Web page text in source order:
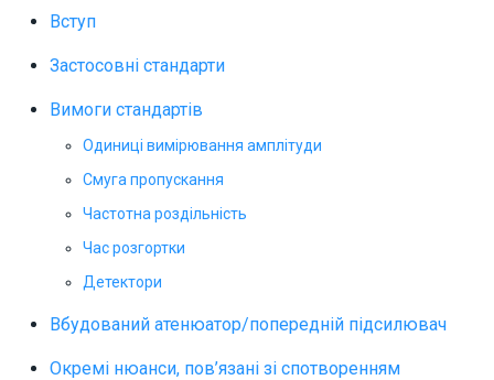
Вступ
Застосовні стандарти
Вимоги стандартів
Одиниці вимірювання амплітуди
Смуга пропускання
Частотна роздільність
Час розгортки
Детектори
Вбудований атенюатор/попередній підсилювач
Окремі нюанси, пов’язані зі спотворенням